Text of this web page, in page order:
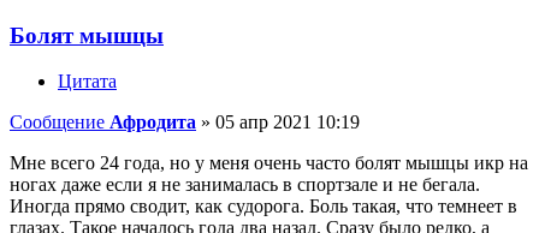
Болят мышцы
Цитата
Сообщение Афродита » 05 апр 2021 10:19
Мне всего 24 года, но у меня очень часто болят мышцы икр на
ногах даже если я не занималась в спортзале и не бегала.
Иногда прямо сводит, как судорога. Боль такая, что темнеет в
глазах. Такое началось года два назад. Сразу было редко, а